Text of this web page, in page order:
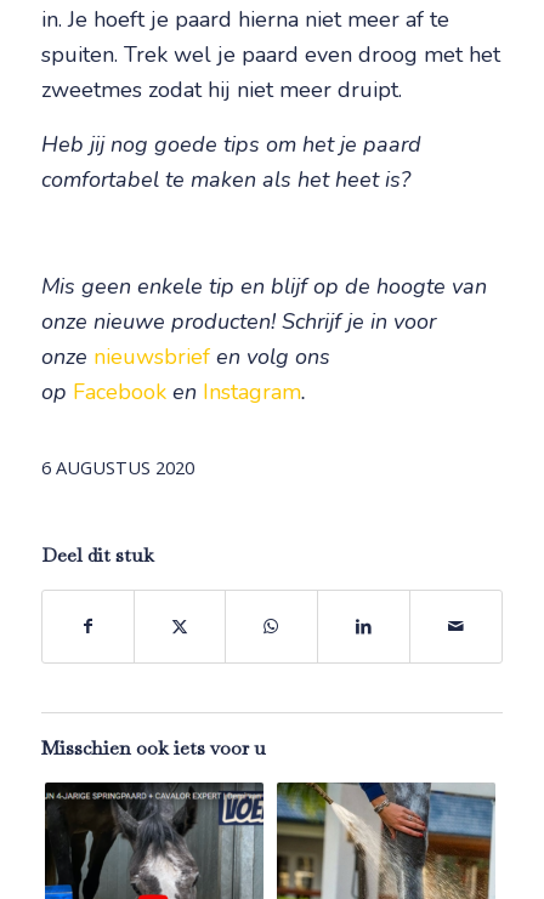
in. Je hoeft je paard hierna niet meer af te
spuiten. Trek wel je paard even droog met het
zweetmes zodat hij niet meer druipt.
Heb jij nog goede tips om het je paard
comfortabel te maken als het heet is?
Mis geen enkele tip en blijf op de hoogte van
onze nieuwe producten! Schrijf je in voor
onze nieuwsbrief en volg ons
op Facebook en Instagram.
6 AUGUSTUS 2020
Deel dit stuk
Misschien ook iets voor u